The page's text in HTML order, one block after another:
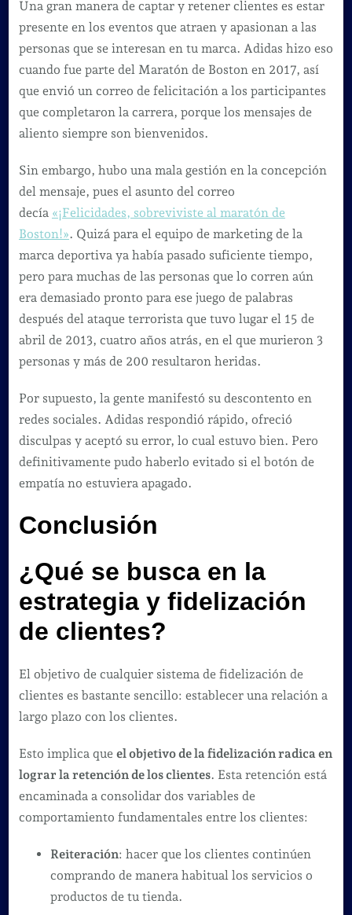
Una gran manera de captar y retener clientes es estar
presente en los eventos que atraen y apasionan a las
personas que se interesan en tu marca. Adidas hizo eso
cuando fue parte del Maratón de Boston en 2017, así
que envió un correo de felicitación a los participantes
que completaron la carrera, porque los mensajes de
aliento siempre son bienvenidos.
Sin embargo, hubo una mala gestión en la concepción
del mensaje, pues el asunto del correo
decía «¡Felicidades, sobreviviste al maratón de
Boston!». Quizá para el equipo de marketing de la
marca deportiva ya había pasado suficiente tiempo,
pero para muchas de las personas que lo corren aún
era demasiado pronto para ese juego de palabras
después del ataque terrorista que tuvo lugar el 15 de
abril de 2013, cuatro años atrás, en el que murieron 3
personas y más de 200 resultaron heridas.
Por supuesto, la gente manifestó su descontento en
redes sociales. Adidas respondió rápido, ofreció
disculpas y aceptó su error, lo cual estuvo bien. Pero
definitivamente pudo haberlo evitado si el botón de
empatía no estuviera apagado.
Conclusión
¿Qué se busca en la
estrategia y fidelización
de clientes?
El objetivo de cualquier sistema de fidelización de
clientes es bastante sencillo: establecer una relación a
largo plazo con los clientes.
Esto implica que el objetivo de la fidelización radica en
lograr la retención de los clientes. Esta retención está
encaminada a consolidar dos variables de
comportamiento fundamentales entre los clientes:
Reiteración: hacer que los clientes continúen
comprando de manera habitual los servicios o
productos de tu tienda.